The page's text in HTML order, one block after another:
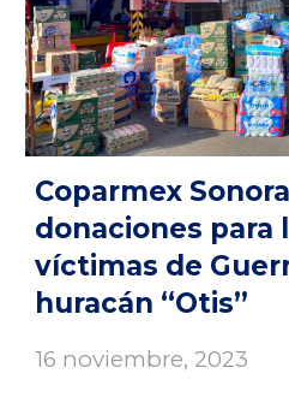
Coparmex
donaciones para
víctimas de
huracán “Otis”
16 noviembre, 2023